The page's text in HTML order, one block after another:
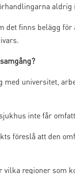
det finns belägg
universitet,
inte får
föreslå att den
vilka regioner som